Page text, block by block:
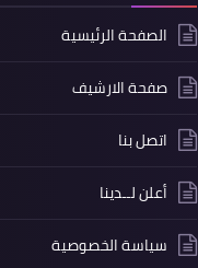
الصفحة الرئيسية
صفحة الارشيف
اتصل بنا
أعلن لــدينا
سياسة الخصوصية